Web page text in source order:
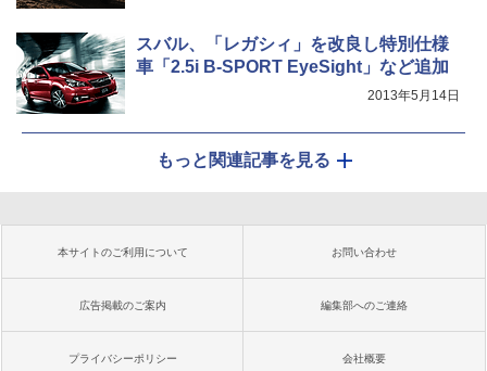
スバル、「レガシィ」を改良し特別仕様
車「2.5i B-SPORT EyeSight」など追加
2013年5月14日
もっと関連記事を見る
本サイトのご利用について お問い合わせ
広告掲載のご案内 編集部へのご連絡
プライバシーポリシー 会社概要